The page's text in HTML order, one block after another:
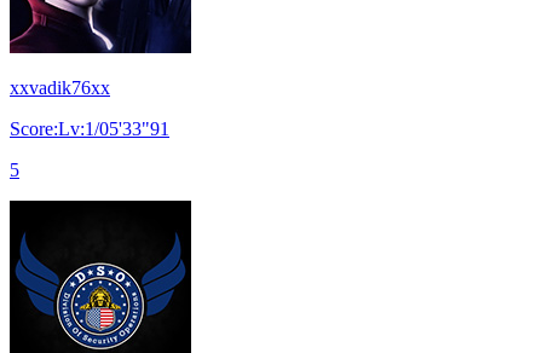
xxvadik76xx
Score:Lv:1/05'33"91
5